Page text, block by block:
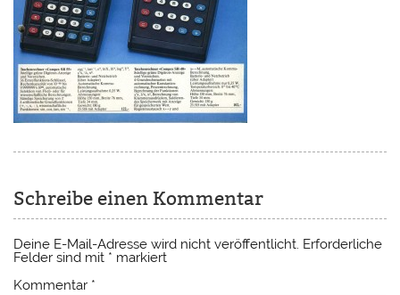
Schreibe einen Kommentar
Deine E-Mail-Adresse wird nicht veröffentlicht. Erforderliche
Felder sind mit * markiert
Kommentar *